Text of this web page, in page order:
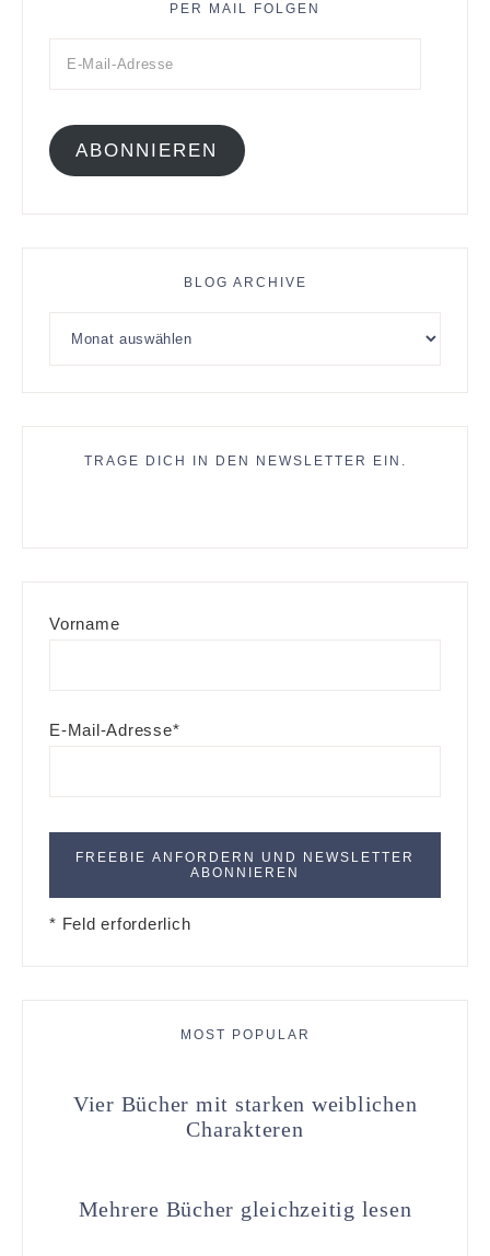
PER MAIL FOLGEN
ABONNIEREN
BLOG ARCHIVE
TRAGE DICH IN DEN NEWSLETTER EIN.
Vorname
E-Mail-Adresse*
* Feld erforderlich
MOST POPULAR
Vier Bücher mit starken weiblichen
Charakteren
Mehrere Bücher gleichzeitig lesen